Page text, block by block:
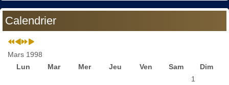
Calendrier
Mars 1998
Lun
Mar Mer Jeu Ven Sam
Dim
1